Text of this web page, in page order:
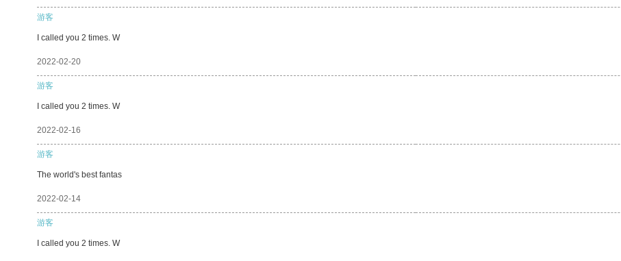
游客
I called you 2 times. W
2022-02-20
游客
I called you 2 times. W
2022-02-16
游客
The world's best fantas
2022-02-14
游客
I called you 2 times. W